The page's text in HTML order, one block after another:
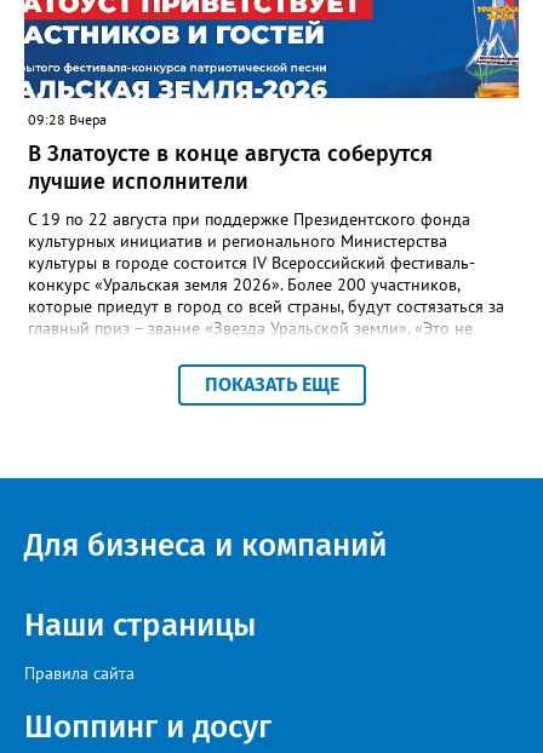
Госжилинспекции, службы должны действовать слаженно. И
оперативно делиться информацией со всеми
заинтересованными – от поставщика тепла до конечных
потребителей.
09:28 Вчера
В Златоусте в конце августа соберутся
лучшие исполнители
С 19 по 22 августа при поддержке Президентского фонда
культурных инициатив и регионального Министерства
культуры в городе состоится IV Всероссийский фестиваль-
конкурс «Уральская земля 2026». Более 200 участников,
которые приедут в город со всей страны, будут состязаться за
главный приз – звание «Звезда Уральской земли». «Это не
прослушивания участников, мастер-классы от ведущих
наставников, выступления победителей прошлых лет и
Челябинской, Свердловской, Курганской, Оренбургской
идейный вдохновитель, организатор фестиваля, эстрадный
певец, победитель главного патриотического конкурса страны
искусства «Золотая лира», участник телевизионных проектов
на Первом канале, обладатель звания «Голос страны» Алексей
ПОКАЗАТЬ ЕЩЕ
Для бизнеса и компаний
Наши страницы
Правила сайта
Шоппинг и досуг